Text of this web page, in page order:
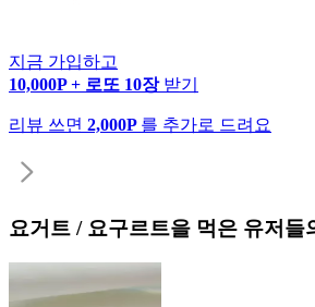
지금 가입하고
10,000P + 로또 10장 받기
리뷰 쓰면 2,000P 를 추가로 드려요
요거트 / 요구르트을 먹은 유저들